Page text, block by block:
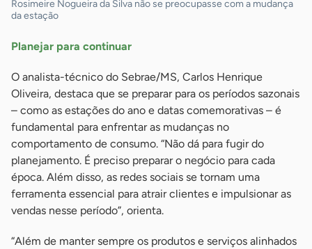
Rosimeire Nogueira da Silva não se preocupasse com a mudança
da estação
Planejar para continuar
O analista-técnico do Sebrae/MS, Carlos Henrique
Oliveira, destaca que se preparar para os períodos sazonais
– como as estações do ano e datas comemorativas – é
fundamental para enfrentar as mudanças no
comportamento de consumo. “Não dá para fugir do
planejamento. É preciso preparar o negócio para cada
época. Além disso, as redes sociais se tornam uma
ferramenta essencial para atrair clientes e impulsionar as
vendas nesse período”, orienta.
“Além de manter sempre os produtos e serviços alinhados